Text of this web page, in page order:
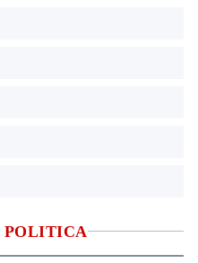
POLITICA